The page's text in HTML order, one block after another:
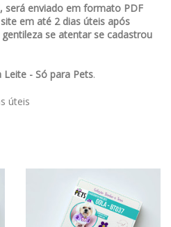
será enviado em formato PDF
em até 2 dias úteis após
se atentar se cadastrou
Leite - Só para Pets.
úteis